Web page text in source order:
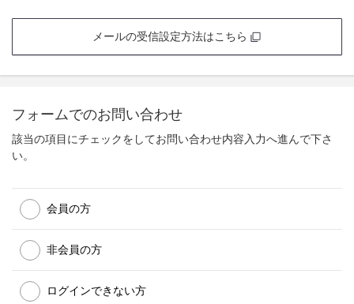
メールの受信設定方法はこちら
フォームでのお問い合わせ
該当の項目にチェックをしてお問い合わせ内容入力へ進んで下さ
い。
会員の方
非会員の方
ログインできない方